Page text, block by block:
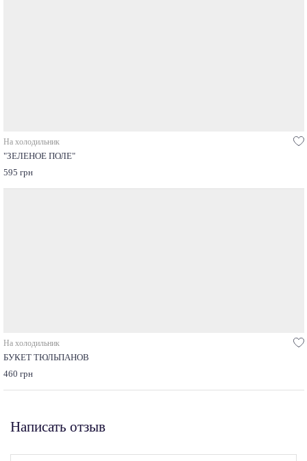
На холодильник
"ЗЕЛЕНОЕ ПОЛЕ"
595 грн
На холодильник
БУКЕТ ТЮЛЬПАНОВ
460 грн
Написать отзыв